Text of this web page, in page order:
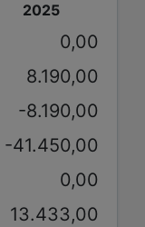
2025
0,00
8.190,00
-8.190,00
-41.450,00
0,00
13.433,00